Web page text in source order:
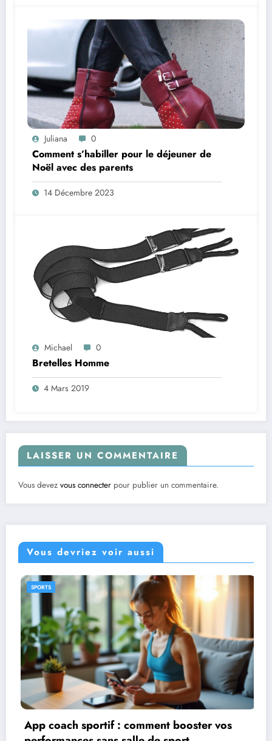
Juliana 0
Comment s’habiller pour le déjeuner de
Noël avec des parents
14 Décembre 2023
Michael 0
Bretelles Homme
4 Mars 2019
LAISSER UN COMMENTAIRE
Vous devez vous connecter pour publier un commentaire.
Vous devriez voir aussi
vos
CADEAUX